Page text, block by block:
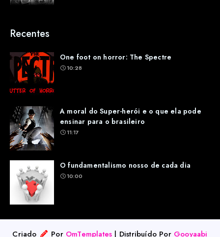
Recentes
One foot on horror: The Spectre
10:28
A moral do Super-herói e o que ela pode
ensinar para o brasileiro
11:17
O fundamentalismo nosso de cada dia
10:00
Criado Por OmTemplates | Distribuído Por Gooyaabi